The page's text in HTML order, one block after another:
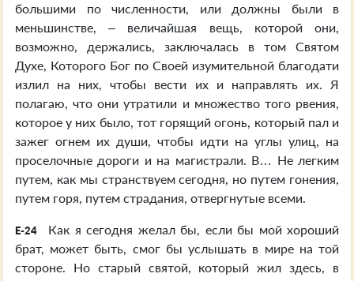
большими по численности, или должны были в
меньшинстве, – величайшая вещь, которой они,
возможно, держались, заключалась в том Святом
Духе, Которого Бог по Своей изумительной благодати
излил на них, чтобы вести их и направлять их. Я
полагаю, что они утратили и множество того рвения,
которое у них было, тот горящий огонь, который пал и
зажег огнем их души, чтобы идти на углы улиц, на
проселочные дороги и на магистрали. В… Не легким
путем, как мы странствуем сегодня, но путем гонения,
путем горя, путем страдания, отвергнутые всеми.
E-24
Как я сегодня желал бы, если бы мой хороший
брат, может быть, смог бы услышать в мире на той
стороне. Но старый святой, который жил здесь, в